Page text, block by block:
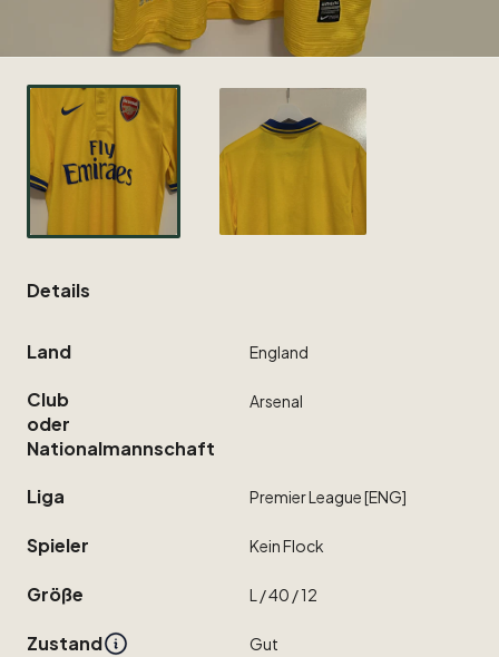
Details
Land England
Club
oder
Nationalmannschaft
Arsenal
Liga PremierLeague[ENG]
Spieler KeinFlock
Größe L ​/​40 ​/​12
Zustand Gut